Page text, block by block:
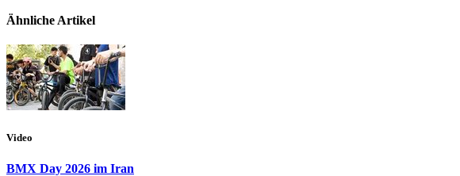
Ähnliche Artikel
Video
BMX Day 2026 im Iran